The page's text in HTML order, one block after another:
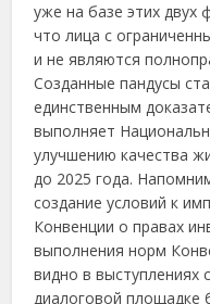
уже на базе этих
что лица с
и не являются
Созданные пандусы
единственным
выполняет
улучшению качества
до 2025 года.
создание условий к
Конвенции о правах
выполнения норм
видно в выступлениях
диалоговой площадке